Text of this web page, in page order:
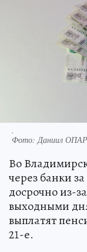
.
Фото:Даниил
Во
через банки
досрочно из-
выходными
выплатят
21-е.